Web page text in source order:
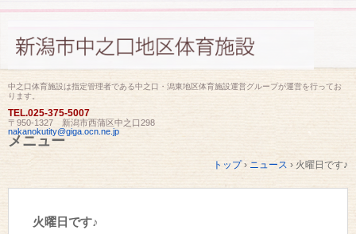
中之口体育施設は指定管理者である中之口・潟東地区体育施設運営グループが運営を行ってお
ります。
TEL.025-375-5007
〒950-1327 新潟市西蒲区中之口298
nakanokutity@giga.ocn.ne.jp
メニュー
トップ › ニュース › 火曜日です♪
火曜日です♪